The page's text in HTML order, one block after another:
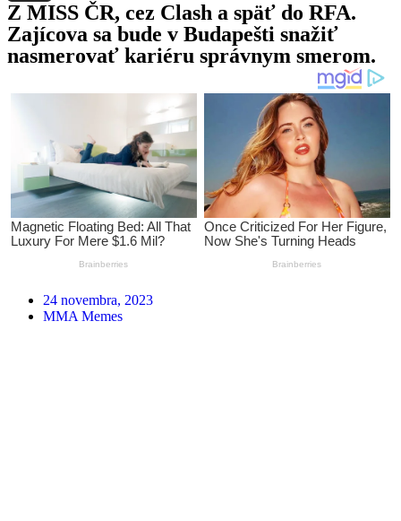
Z MISS ČR, cez Clash a späť do RFA.
Zajícova sa bude v Budapešti snažiť
nasmerovať kariéru správnym smerom.
24 novembra, 2023
MMA Memes